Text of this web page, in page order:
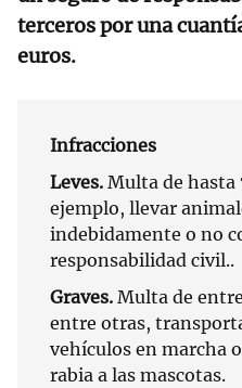
terceros por una
euros.
Infracciones
Leves. Multa de hasta
ejemplo, llevar
indebidamente o no
responsabilidad civil..
Graves. Multa de
entre otras,
vehículos en marcha
rabia a las mascotas.